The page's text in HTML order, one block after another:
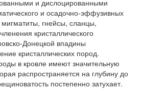
и дислоцированными
и осадочно-эффузивных
гнейсы, сланцы,
кристаллического
Донецкой впадины
кристаллических пород.
в кровле имеют значительную
распространяется на глубину до
постепенно затухает.